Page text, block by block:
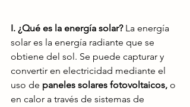
I. ¿Qué es la energía solar? La energía
solar es la energía radiante que se
obtiene del sol. Se puede capturar y
convertir en electricidad mediante el
uso de paneles solares fotovoltaicos, o
en calor a través de sistemas de